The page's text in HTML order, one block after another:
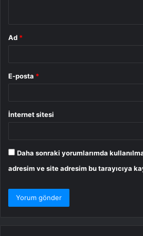
Ad *
E-posta *
İnternet sitesi
Daha sonraki yorumlarımda
adresim ve site adresim bu tarayıcıya